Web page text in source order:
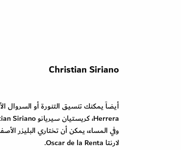
Christian Siriano
Herrera، كريستيان سيريانو Christian Siriano، وTibi.
وفي المساء، يمكن أن تختاري البليزر
لارنتا Oscar de la Renta.